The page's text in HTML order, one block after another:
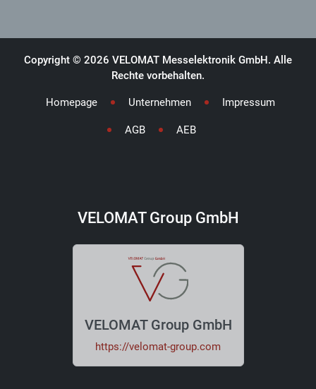
Homepage Unternehmen Impressum
AGB AEB
Copyright © 2026 VELOMAT Messelektronik GmbH. Alle
Rechte vorbehalten.
VELOMAT Group GmbH
VELOMAT Group GmbH
https://velomat-group.com